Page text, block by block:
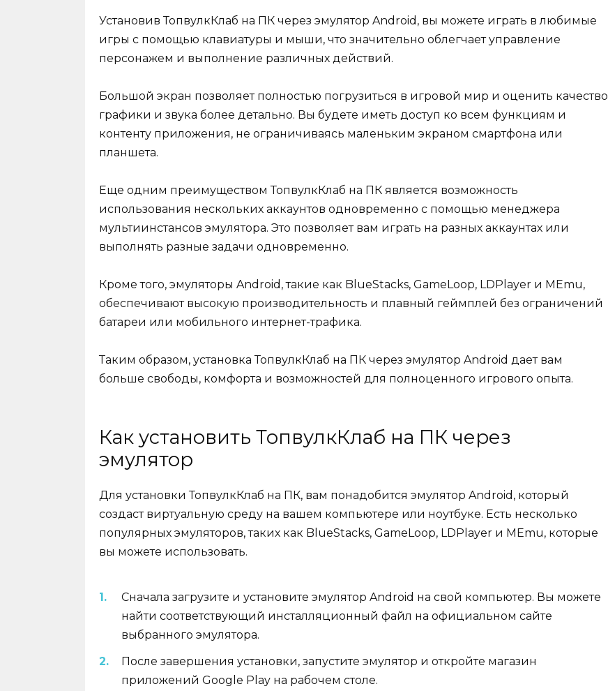
Установив ТопвулкКлаб на ПК через эмулятор Android, вы можете играть в любимые
игры с помощью клавиатуры и мыши, что значительно облегчает управление
персонажем и выполнение различных действий.
Большой экран позволяет полностью погрузиться в игровой мир и оценить качество
графики и звука более детально. Вы будете иметь доступ ко всем функциям и
контенту приложения, не ограничиваясь маленьким экраном смартфона или
планшета.
Еще одним преимуществом ТопвулкКлаб на ПК является возможность
использования нескольких аккаунтов одновременно с помощью менеджера
мультиинстансов эмулятора. Это позволяет вам играть на разных аккаунтах или
выполнять разные задачи одновременно.
Кроме того, эмуляторы Android, такие как BlueStacks, GameLoop, LDPlayer и MEmu,
обеспечивают высокую производительность и плавный геймплей без ограничений
батареи или мобильного интернет-трафика.
Таким образом, установка ТопвулкКлаб на ПК через эмулятор Android дает вам
больше свободы, комфорта и возможностей для полноценного игрового опыта.
Как установить ТопвулкКлаб на ПК через
эмулятор
Для установки ТопвулкКлаб на ПК, вам понадобится эмулятор Android, который
создаст виртуальную среду на вашем компьютере или ноутбуке. Есть несколько
популярных эмуляторов, таких как BlueStacks, GameLoop, LDPlayer и MEmu, которые
вы можете использовать.
Сначала загрузите и установите эмулятор Android на свой компьютер. Вы можете
найти соответствующий инсталляционный файл на официальном сайте
выбранного эмулятора.
После завершения установки, запустите эмулятор и откройте магазин
приложений Google Play на рабочем столе.